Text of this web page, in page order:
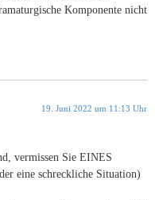
Komponente nicht
19. Juni 2022 um 11:13 Uhr
vermissen Sie EINES
eine schreckliche Situation)